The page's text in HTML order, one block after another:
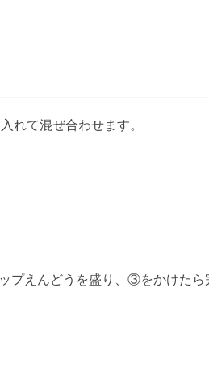
れて混ぜ合わせます。
プえんどうを盛り、③をかけたら